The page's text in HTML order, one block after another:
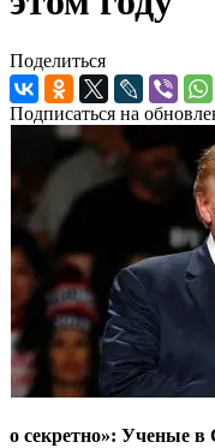
Поделиться
Подписаться на
о секретно»: Ученые